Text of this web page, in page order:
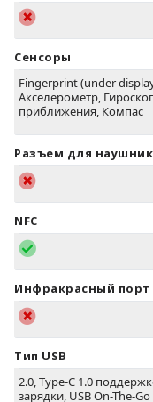
Сенсоры
Fingerprint (under
Акселерометр,
приближения, Компас
Разъем для
NFC
Инфракрасный порт
Тип USB
2.0, Type-C 1.0
зарядки, USB On-The-Go